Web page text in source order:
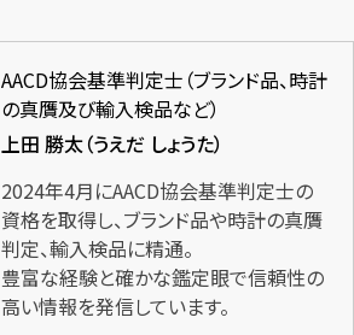
AACD協会基準判定士（ブランド品、時計
の真贋及び輸入検品など）
上田 勝太（うえだ しょうた）
2024年4月にAACD協会基準判定士の
資格を取得し、ブランド品や時計の真贋
判定、輸入検品に精通。
豊富な経験と確かな鑑定眼で信頼性の
高い情報を発信しています。